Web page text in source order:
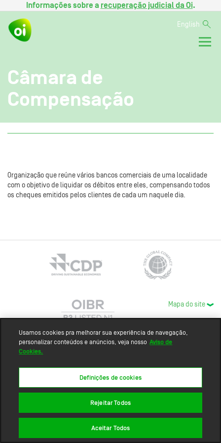
Informações sobre a recuperação judicial da Oi.
English
Câmara de
Compensação
Organização que reúne vários bancos comerciais de uma localidade
com o objetivo de liquidar os débitos entre eles, compensando todos
os cheques emitidos pelos clientes de cada um naquele dia.
Mapa do site
Usamos cookies pra melhorar sua experiência de navegação,
personalizar conteúdos e anúncios, veja nosso Aviso de
Cookies.
Definições de cookies
Rejeitar Todos
Aceitar Todos